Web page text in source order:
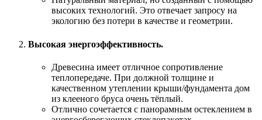
высоких технологий. Это отвечает запросу на
экологию без потери в качестве и геометрии.
Высокая энергоэффективность.
Древесина имеет отличное сопротивление
теплопередаче. При должной толщине и
качественном утеплении крыши/фундамента дом
из клееного бруса очень тёплый.
Отлично сочетается с панорамным остеклением в